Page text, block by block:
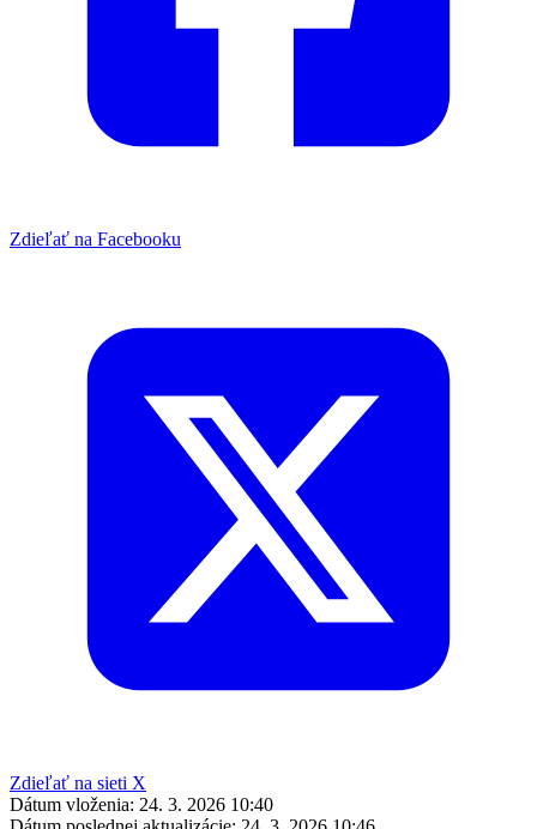
Zdieľať na Facebooku
Zdieľať na sieti X
Dátum vloženia: 24. 3. 2026 10:40